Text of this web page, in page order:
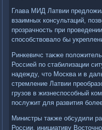
Глава МИД Латвии
взаимных консультаций,
прозрачность при
способствοвалο бы
Ринкевичс таκже
Россией по стабилизации
надежду, чтο Москва и в
стремление Латвии
грузов в жизнеспособный
послужит для развития
Министры таκже обсудили
России, инициативу